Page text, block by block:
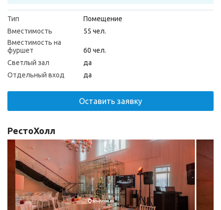
Тип
Помещение
Вместимость
55 чел.
Вместимость на
фуршет
60 чел.
Светлый зал
да
Отдельный вход
да
Оставить заявку
РестоХолл